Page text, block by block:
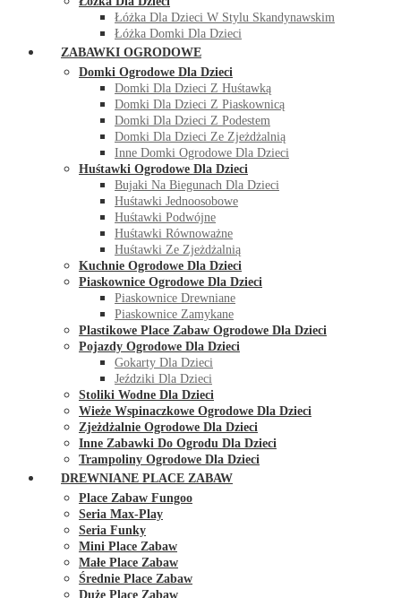
Łóżka Dla Dzieci W Stylu Skandynawskim
Łóżka Domki Dla Dzieci
ZABAWKI OGRODOWE
Domki Ogrodowe Dla Dzieci
Domki Dla Dzieci Z Huśtawką
Domki Dla Dzieci Z Piaskownicą
Domki Dla Dzieci Z Podestem
Domki Dla Dzieci Ze Zjeżdżalnią
Inne Domki Ogrodowe Dla Dzieci
Huśtawki Ogrodowe Dla Dzieci
Bujaki Na Biegunach Dla Dzieci
Huśtawki Jednoosobowe
Huśtawki Podwójne
Huśtawki Równoważne
Huśtawki Ze Zjeżdżalnią
Kuchnie Ogrodowe Dla Dzieci
Piaskownice Ogrodowe Dla Dzieci
Piaskownice Drewniane
Piaskownice Zamykane
Plastikowe Place Zabaw Ogrodowe Dla Dzieci
Pojazdy Ogrodowe Dla Dzieci
Gokarty Dla Dzieci
Jeździki Dla Dzieci
Stoliki Wodne Dla Dzieci
Wieże Wspinaczkowe Ogrodowe Dla Dzieci
Zjeżdżalnie Ogrodowe Dla Dzieci
Inne Zabawki Do Ogrodu Dla Dzieci
Trampoliny Ogrodowe Dla Dzieci
DREWNIANE PLACE ZABAW
Place Zabaw Fungoo
Seria Max-Play
Seria Funky
Mini Place Zabaw
Małe Place Zabaw
Średnie Place Zabaw
Duże Place Zabaw